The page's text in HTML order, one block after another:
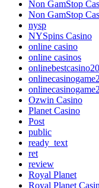
Non GamStop
Non GamStop
nysp
NYSpins Casino
online casino
online casinos
Ozwin Casino
Planet Casino
Post
public
ready_text
ret
review
Royal Planet
Royal Planet